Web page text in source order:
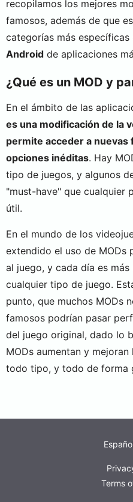
recopilamos los mejores
famosos, además de que
categorías más específicas
Android de aplicaciones
¿Qué es un MOD y
En el ámbito de las
es una modificación de la
permite acceder a
opciones inéditas. Hay
tipo de juegos, y algunos
"must-have" que cualquier
útil.
En el mundo de los
extendido el uso de MODs
al juego, y cada día es
cualquier tipo de juego.
punto, que muchos MODs
famosos podrían pasar
del juego original, dado lo
MODs aumentan y
todo tipo, y todo de forma
Terms